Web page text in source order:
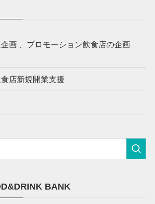
企画 、プロモーション飲食店の企画
店新規開業支援
BANK